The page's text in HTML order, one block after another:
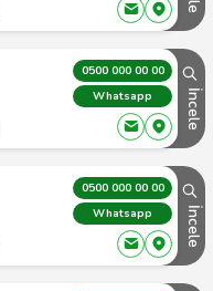
0500 000 00 00
Whatsapp
İncele
0500 000 00 00
Whatsapp
İncele